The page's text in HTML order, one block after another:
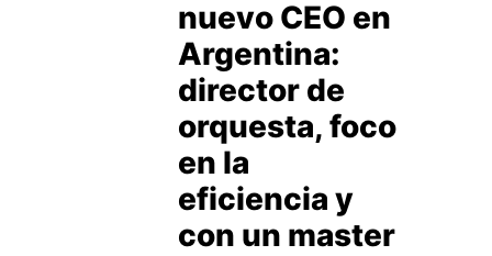
nuevo CEO en
Argentina:
director de
orquesta, foco
en la
eficiencia y
con un master